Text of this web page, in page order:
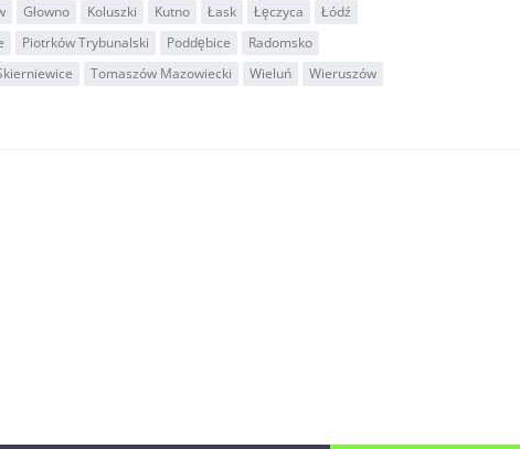
Głowno Koluszki Kutno Łask Łęczyca
Łódź
Piotrków Trybunalski Poddębice
Radomsko
Tomaszów Mazowiecki Wieluń
Wieruszów